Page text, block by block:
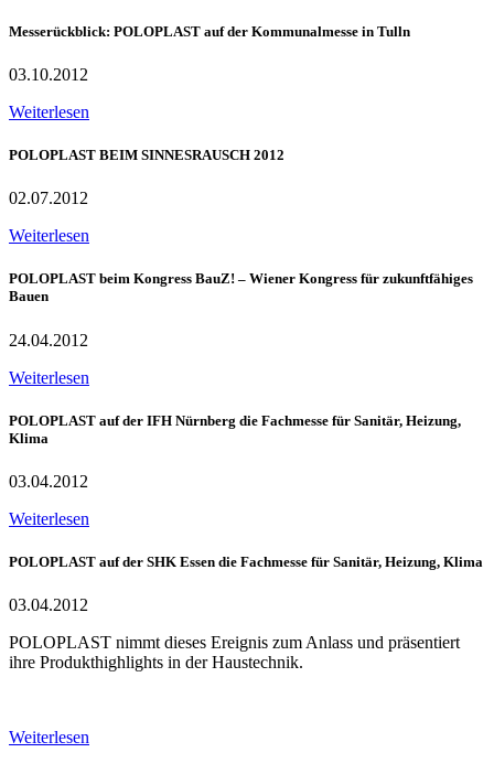
Messerückblick: POLOPLAST auf der Kommunalmesse in Tulln
03.10.2012
Weiterlesen
POLOPLAST BEIM SINNESRAUSCH 2012
02.07.2012
Weiterlesen
POLOPLAST beim Kongress BauZ! – Wiener Kongress für zukunftfähiges
Bauen
24.04.2012
Weiterlesen
POLOPLAST auf der IFH Nürnberg die Fachmesse für Sanitär, Heizung,
Klima
03.04.2012
Weiterlesen
POLOPLAST auf der SHK Essen die Fachmesse für Sanitär, Heizung, Klima
03.04.2012
POLOPLAST nimmt dieses Ereignis zum Anlass und präsentiert
ihre Produkthighlights in der Haustechnik.
Weiterlesen